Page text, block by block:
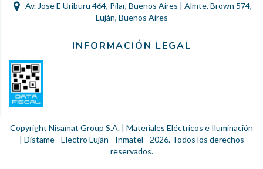
Av. Jose E Uriburu 464, Pilar, Buenos Aires | Almte. Brown 574,
Luján, Buenos Aires
INFORMACIÓN LEGAL
Copyright Nisamat Group S.A. | Materiales Eléctricos e Iluminación
| Distame - Electro Luján - Inmatel - 2026. Todos los derechos
reservados.